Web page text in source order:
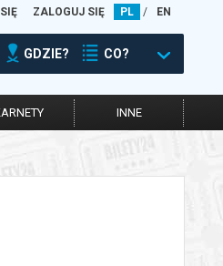
ZALOGUJ SIĘ PL / EN
GDZIE? CO?
INNE